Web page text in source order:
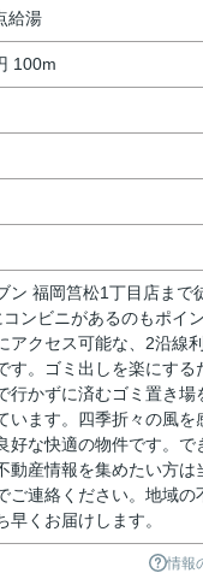
給湯
100m
ン 福岡筥松1丁目店まで
ンビニがあるのもポイ
アクセス可能な、2沿線
す。ゴミ出しを楽にする
行かずに済むゴミ置き場
います。四季折々の風を
好な快適の物件です。で
動産情報を集めたい方は
ご連絡ください。地域の
早くお届けします。
情報